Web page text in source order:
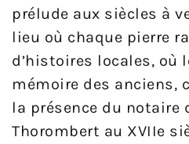
prélude aux siècles à
lieu où chaque pierre
d’histoires locales, où
mémoire des anciens,
la présence du notaire
Thorombert au XVIIe